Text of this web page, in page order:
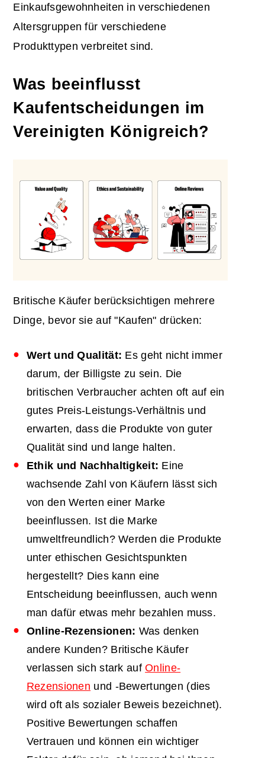
Einkaufsgewohnheiten in verschiedenen
Altersgruppen für verschiedene
Produkttypen verbreitet sind.
Was beeinflusst
Kaufentscheidungen im
Vereinigten Königreich?
Britische Käufer berücksichtigen mehrere
Dinge, bevor sie auf "Kaufen" drücken:
Wert und Qualität: Es geht nicht immer
darum, der Billigste zu sein. Die
britischen Verbraucher achten oft auf ein
gutes Preis-Leistungs-Verhältnis und
erwarten, dass die Produkte von guter
Qualität sind und lange halten.
Ethik und Nachhaltigkeit: Eine
wachsende Zahl von Käufern lässt sich
von den Werten einer Marke
beeinflussen. Ist die Marke
umweltfreundlich? Werden die Produkte
unter ethischen Gesichtspunkten
hergestellt? Dies kann eine
Entscheidung beeinflussen, auch wenn
man dafür etwas mehr bezahlen muss.
Online-Rezensionen: Was denken
andere Kunden? Britische Käufer
verlassen sich stark aufOnline-
Rezensionen und -Bewertungen (dies
wird oft als sozialer Beweis bezeichnet).
Positive Bewertungen schaffen
Vertrauen und können ein wichtiger